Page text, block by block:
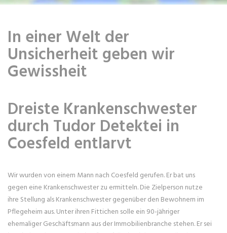
In einer Welt der
Unsicherheit geben wir
Gewissheit
Dreiste Krankenschwester
durch Tudor Detektei in
Coesfeld entlarvt
Wir wurden von einem Mann nach Coesfeld gerufen. Er bat uns
gegen eine Krankenschwester zu ermitteln. Die Zielperson nutze
ihre Stellung als Krankenschwester gegenüber den Bewohnern im
Pflegeheim aus. Unter ihren Fittichen solle ein 90-jähriger
ehemaliger Geschäftsmann aus der Immobilienbranche stehen. Er sei